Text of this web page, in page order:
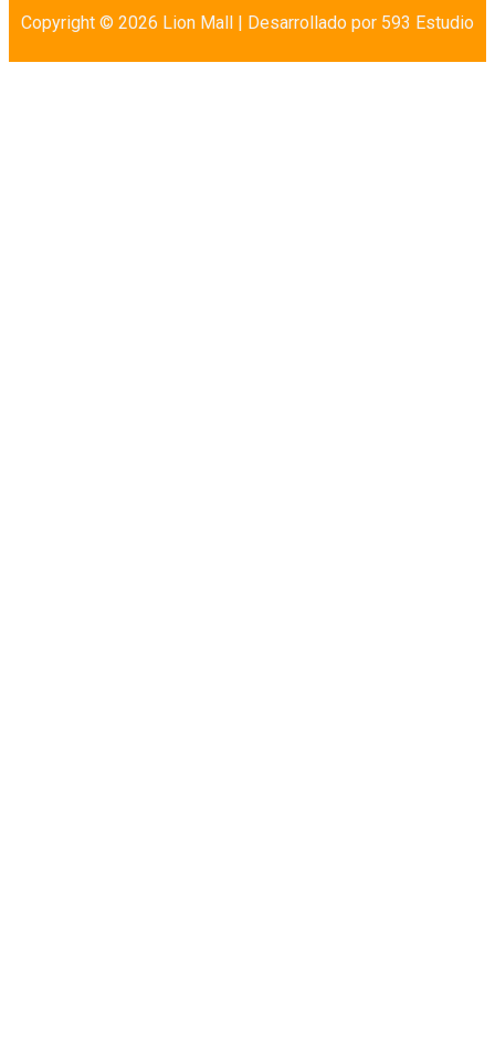
Copyright © 2026 Lion Mall | Desarrollado por 593 Estudio